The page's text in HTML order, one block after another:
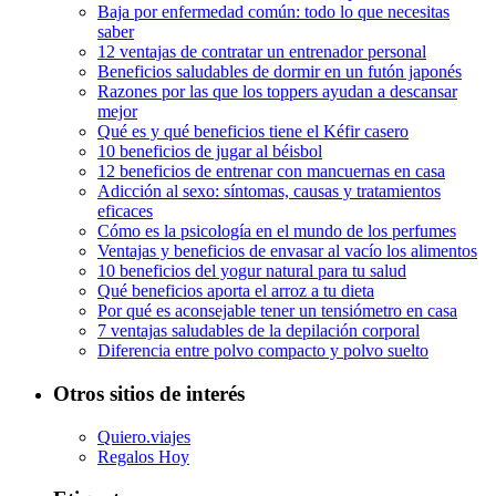
Baja por enfermedad común: todo lo que necesitas
saber
12 ventajas de contratar un entrenador personal
Beneficios saludables de dormir en un futón japonés
Razones por las que los toppers ayudan a descansar
mejor
Qué es y qué beneficios tiene el Kéfir casero
10 beneficios de jugar al béisbol
12 beneficios de entrenar con mancuernas en casa
Adicción al sexo: síntomas, causas y tratamientos
eficaces
Cómo es la psicología en el mundo de los perfumes
Ventajas y beneficios de envasar al vacío los alimentos
10 beneficios del yogur natural para tu salud
Qué beneficios aporta el arroz a tu dieta
Por qué es aconsejable tener un tensiómetro en casa
7 ventajas saludables de la depilación corporal
Diferencia entre polvo compacto y polvo suelto
Otros sitios de interés
Quiero.viajes
Regalos Hoy